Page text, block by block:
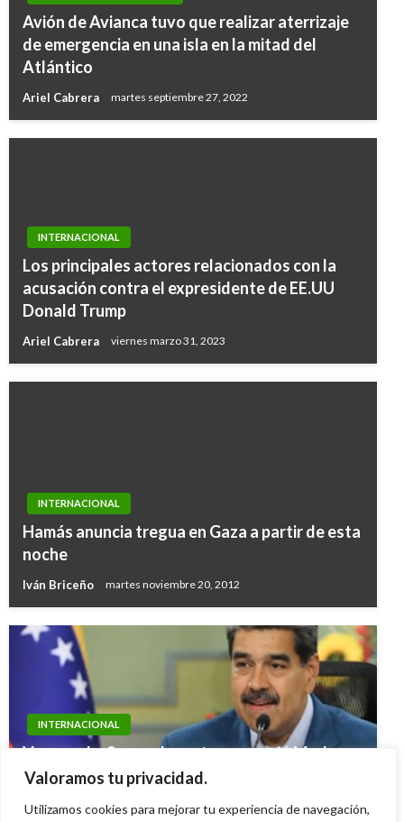
Valoramos tu privacidad.
Utilizamos cookies para mejorar tu experiencia de navegación,
Avión de Avianca tuvo que realizar aterrizaje
de emergencia en una isla en la mitad del
Atlántico
Ariel Cabrera martes septiembre 27, 2022
INTERNACIONAL
Los principales actores relacionados con la
acusación contra el expresidente de EE.UU
Donald Trump
Ariel Cabrera viernes marzo 31, 2023
INTERNACIONAL
Hamás anuncia tregua en Gaza a partir de esta
noche
Iván Briceño martes noviembre 20, 2012
INTERNACIONAL
Venezuela: Se revela carta que envió Maduro
a Trump «con pruebas de que Venezuela está